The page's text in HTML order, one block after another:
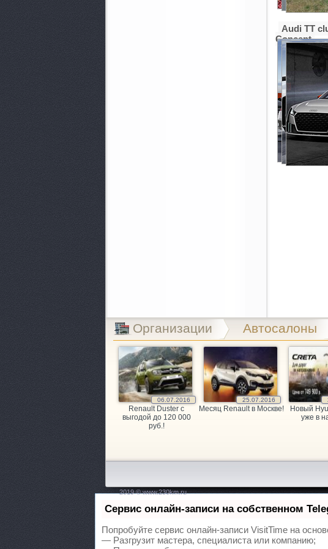
Used
Землячки,
Used
А-Моторс
А-Центр,
Волжский,
А-Центр,
Авто-
Авто-
30 лет
Волжский,
Автомир,
Audi TT
Concept
Организации Автосалоны
06.07.2016
Renault Duster с
выгодой до 120 000
руб.!
25.07.2016
Месяц Renault в Москве!
Новый
уже в
2019 © www.230km.ru
Сервис онлайн-записи на собственном
Попробуйте сервис онлайн-записи VisitTime на
— Разгрузит мастера, специалиста или компанию;